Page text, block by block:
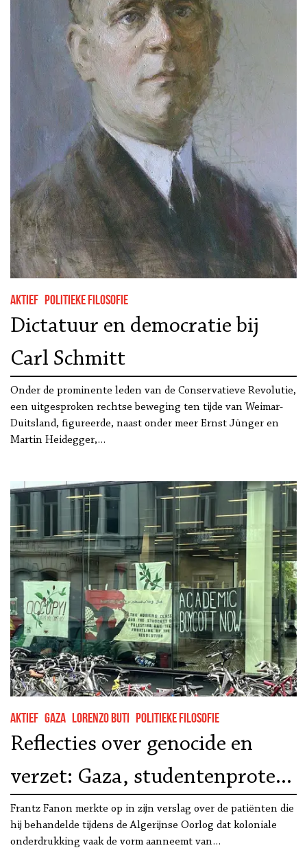
Aktief Politieke filosofie
Dictatuur en democratie bij
Carl Schmitt
Onder de prominente leden van de Conservatieve Revolutie,
een uitgesproken rechtse beweging ten tijde van Weimar-
Duitsland, figureerde, naast onder meer Ernst Jünger en
Martin Heidegger,…
Aktief Gaza Lorenzo Buti Politieke filosofie
Reflecties over genocide en
verzet: Gaza, studentenprotest
en imperialisme
Frantz Fanon merkte op in zijn verslag over de patiënten die
hij behandelde tijdens de Algerijnse Oorlog dat koloniale
onderdrukking vaak de vorm aanneemt van…